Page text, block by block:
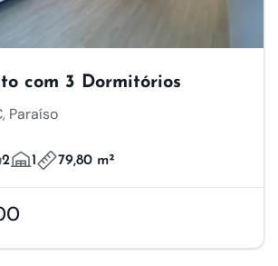
com 3 Dormitórios
Paraíso
2 1 79,80 m²